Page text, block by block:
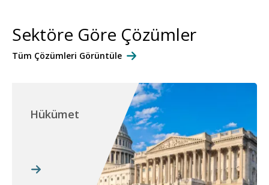
Sektöre Göre Çözümler
Tüm Çözümleri Görüntüle
Hükümet